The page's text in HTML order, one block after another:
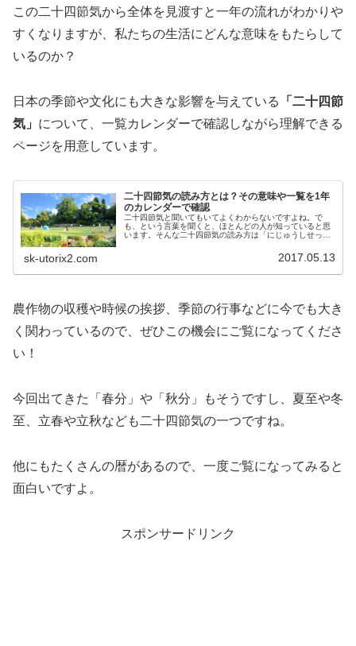
この二十四節気から全体を見渡すと一年の流れがわかりや
すくなりますが、私たちの生活にどんな意味をもたらして
いるのか？
日本の季節や文化にも大きな影響を与えている
「二十四節
気」 について、一覧カレンダーで確認しながら理解できる
ページを用意しています。
二十四節気の読み方とは？その意味や一覧を1年
のカレンダーで確認
二十四節気と聞いてもいてよくわからないですよね。で
も、という言葉を聞くと、ほとんどの人が知っていると思
います。そんな二十四節気の読み方は「にじゅうしせっ
sk-utorix2.com 2017.05.13
農作物の収穫や時候の挨拶、季節の行事などに今でも大き
く関わっているので、ぜひこの機会にご覧になってくださ
い！
今回出てきた「春分」や「秋分」もそうですし、夏至や冬
至、立春や立秋なども二十四節気の一つですね。
他にもたくさんの暦があるので、一度ご覧になってみると
面白いですよ。
スポンサードリンク